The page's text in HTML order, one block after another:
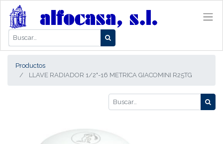
Productos
LLAVE RADIADOR 1/2"-16 METRICA GIACOMINI R25TG